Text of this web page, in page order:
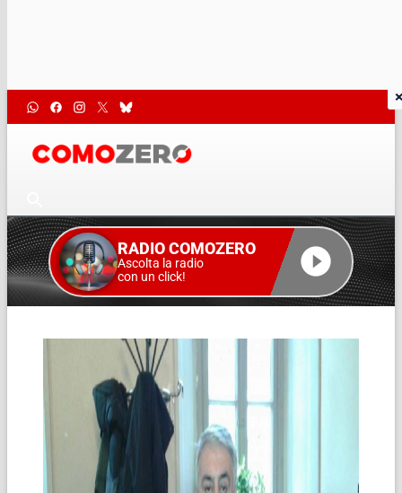
RADIO COMOZERO
Ascolta la radio
con un click!